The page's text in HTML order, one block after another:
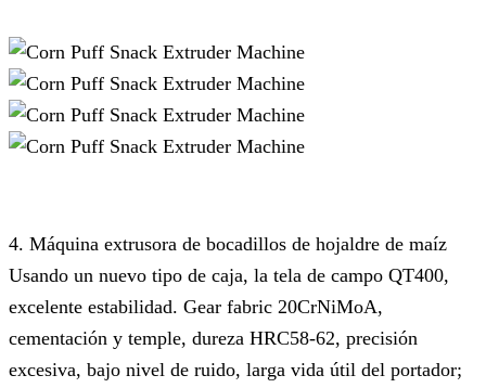
4. Máquina extrusora de bocadillos de hojaldre de maíz
Usando un nuevo tipo de caja, la tela de campo QT400,
excelente estabilidad. Gear fabric 20CrNiMoA,
cementación y temple, dureza HRC58-62, precisión
excesiva, bajo nivel de ruido, larga vida útil del portador;